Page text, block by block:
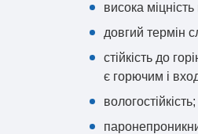
висока
довгий термін
стійкість до
є горючим і
вологостійкість;